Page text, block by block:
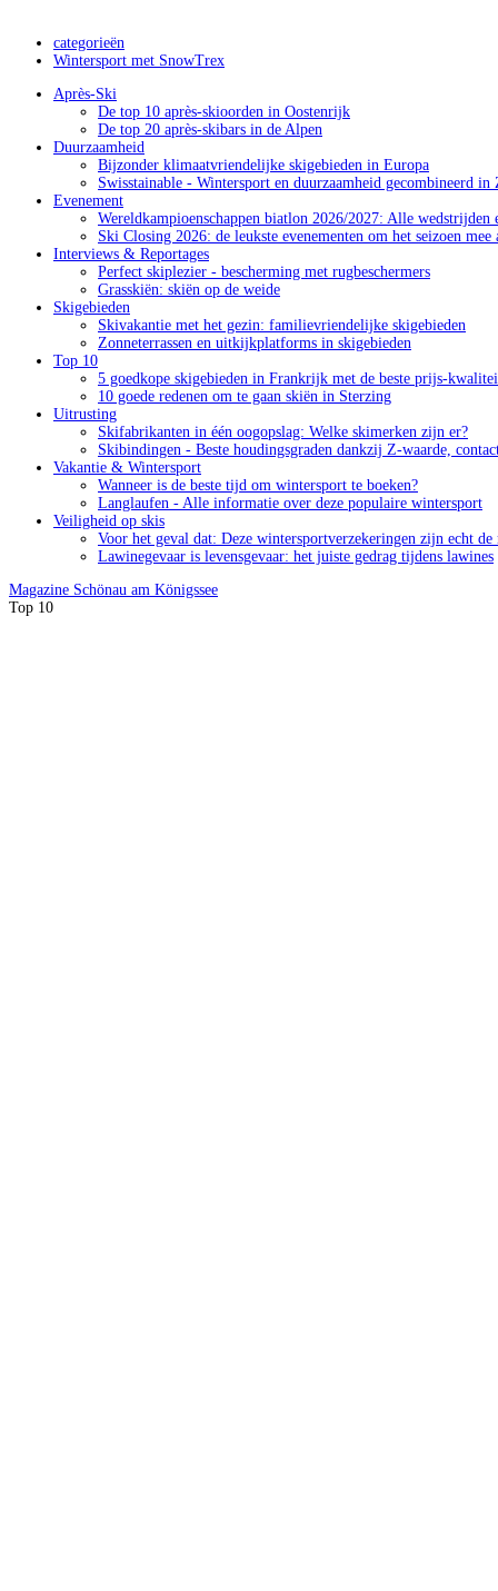
categorieën
Wintersport met SnowTrex
Après-Ski
De top 10 après-skioorden in Oostenrijk
De top 20 après-skibars in de Alpen
Duurzaamheid
Bijzonder klimaatvriendelijke skigebieden in Europa
Swisstainable - Wintersport en duurzaamheid gecombineerd in
Evenement
Wereldkampioenschappen biatlon 2026/2027: Alle wedstrijden
Ski Closing 2026: de leukste evenementen om het seizoen mee
Interviews & Reportages
Perfect skiplezier - bescherming met rugbeschermers
Grasskiën: skiën op de weide
Skigebieden
Skivakantie met het gezin: familievriendelijke skigebieden
Zonneterrassen en uitkijkplatforms in skigebieden
Top 10
5 goedkope skigebieden in Frankrijk met de beste prijs-
10 goede redenen om te gaan skiën in Sterzing
Uitrusting
Skifabrikanten in één oogopslag: Welke skimerken zijn er?
Skibindingen - Beste houdingsgraden dankzij Z-waarde,
Vakantie & Wintersport
Wanneer is de beste tijd om wintersport te boeken?
Langlaufen - Alle informatie over deze populaire wintersport
Veiligheid op skis
Voor het geval dat: Deze wintersportverzekeringen zijn echt de
Lawinegevaar is levensgevaar: het juiste gedrag tijdens lawines
Magazine Schönau am Königssee
Top 10